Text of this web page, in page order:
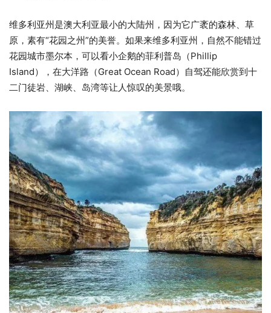
维多利亚州是澳大利亚最小的大陆州，因为它广袤的森林、草
原，素有“花园之州”的美誉。如果来维多利亚州，自然不能错过
花园城市墨尔本，可以看小企鹅的菲利普岛（Phillip
Island），在大洋路（Great Ocean Road）自驾还能欣赏到十
二门徒岩、湖峡、岛湾等让人惊叹的美景哦。